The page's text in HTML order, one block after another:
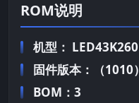
ROM说明
机型： LED43K260
固件版本：（1010）
BOM：3